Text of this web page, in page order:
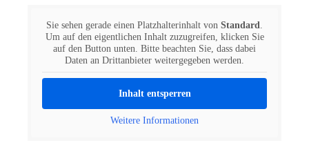
Sie sehen gerade einen Platzhalterinhalt von Standard
Um auf den eigentlichen Inhalt zuzugreifen, klicken Sie
auf den Button unten. Bitte beachten Sie, dass dabei
Daten an Drittanbieter weitergegeben werden.
Inhalt entsperren
Weitere Informationen